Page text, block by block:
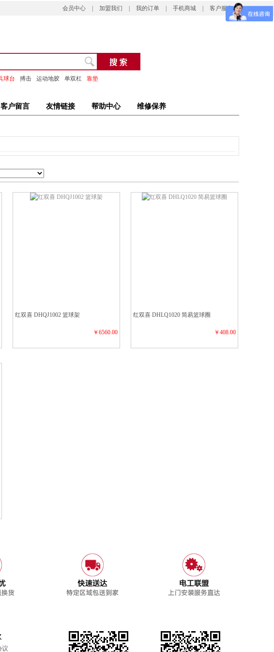
会员中心 加盟我们 我的订单 手机商城 客户服务
球台 搏击 运动地胶 单双杠 靠垫
客户留言 友情链接 帮助中心 维修保养
红双喜 DHQJ1002 篮球架
￥6560.00
红双喜 DHLQ1020 简易篮球圈
￥408.00
议